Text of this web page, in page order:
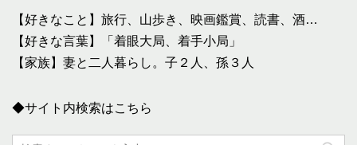
【好きなこと】旅行、山歩き、映画鑑賞、読書、酒…
【好きな言葉】「着眼大局、着手小局」
【家族】妻と二人暮らし。子２人、孫３人
◆サイト内検索はこちら